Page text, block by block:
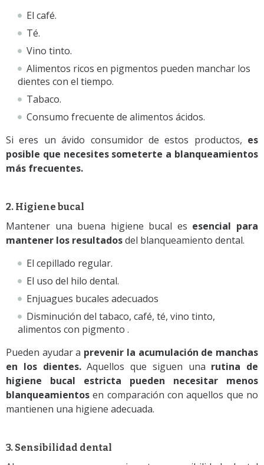
El café.
Té.
Vino tinto.
Alimentos ricos en pigmentos pueden manchar los
dientes con el tiempo.
Tabaco.
Consumo frecuente de alimentos ácidos.
Si eres un ávido consumidor de estos productos, es
posible que necesites someterte a blanqueamientos
más frecuentes.
2. Higiene bucal
Mantener una buena higiene bucal es esencial para
mantener los resultadosdel blanqueamiento dental.
El cepillado regular.
El uso del hilo dental.
Enjuagues bucales adecuados
Disminución del tabaco, café, té, vino tinto,
alimentos con pigmento .
Pueden ayudar a prevenir la acumulación de manchas
en los dientes.Aquellos que siguen una rutina de
higiene bucal estricta pueden necesitar menos
blanqueamientos en comparación con aquellos que no
mantienen una higiene adecuada.
3. Sensibilidad dental